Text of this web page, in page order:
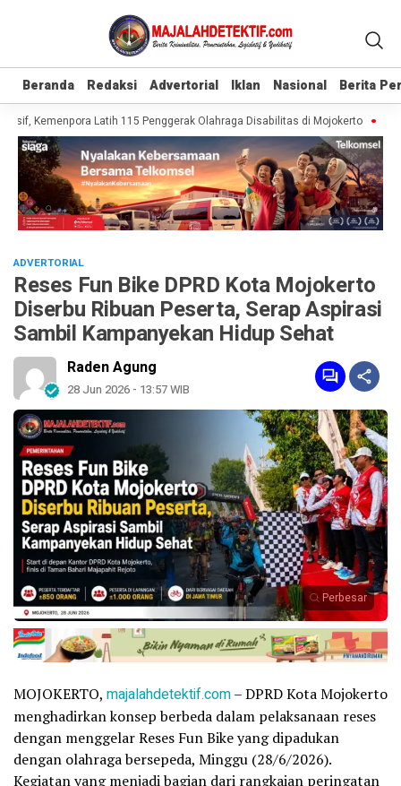
Beranda Redaksi Advertorial Iklan Nasional Berita
Beranda Redaksi Advertorial Iklan Nasional Berita
Kemenpora Latih 115 Penggerak Olahraga Disabilitas di Mojokerto
ADVERTORIAL
Reses Fun Bike DPRD Kota Mojokerto
Diserbu Ribuan Peserta, Serap Aspirasi
Sambil Kampanyekan Hidup Sehat
Raden Agung
28 Jun 2026 - 13:57 WIB
Perbesar
MOJOKERTO, majalahdetektif.com– DPRD Kota Mojokerto
menghadirkan konsep berbeda dalam pelaksanaan reses
dengan menggelar Reses Fun Bike yang dipadukan
dengan olahraga bersepeda, Minggu (28/6/2026).
Kegiatan yang menjadi bagian dari rangkaian peringatan